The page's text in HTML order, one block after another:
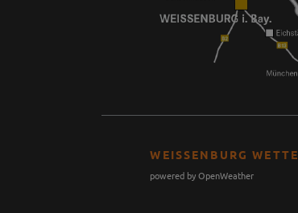
WEISSENBURG WETTER
powered by OpenWeather